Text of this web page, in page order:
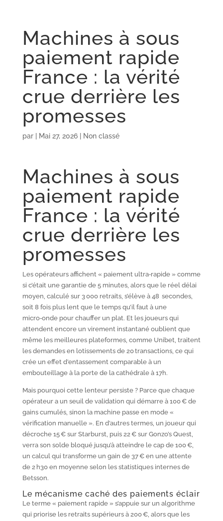
Machines à sous
paiement rapide
France : la vérité
crue derrière les
promesses
par Mai 27, 2026| Non classé
Machines à sous
paiement rapide
France : la vérité
crue derrière les
promesses
Les opérateurs affichent « paiement ultra‑rapide » comme
si c’était une garantie de 5 minutes, alors que le réel délai
moyen, calculé sur 3 000 retraits, s’élève à 48 secondes,
soit 8 fois plus lent que le temps qu’il faut à une
micro‑onde pour chauffer un plat. Et les joueurs qui
attendent encore un virement instantané oublient que
même les meilleures plateformes, comme Unibet, traitent
les demandes en lotissements de 20 transactions, ce qui
crée un effet d’entassement comparable à un
embouteillage à la porte de la cathédrale à 17h.
Mais pourquoi cette lenteur persiste ? Parce que chaque
opérateur a un seuil de validation qui démarre à 100 € de
gains cumulés, sinon la machine passe en mode «
vérification manuelle ». En d’autres termes, un joueur qui
décroche 15 € sur Starburst, puis 22 € sur Gonzo’s Quest,
verra son solde bloqué jusqu’à atteindre le cap de 100 €,
un calcul qui transforme un gain de 37 € en une attente
de 2 h30 en moyenne selon les statistiques internes de
Betsson.
Le mécanisme caché des paiements éclair
Le terme « paiement rapide » s’appuie sur un algorithme
qui priorise les retraits supérieurs à 200 €, alors que les